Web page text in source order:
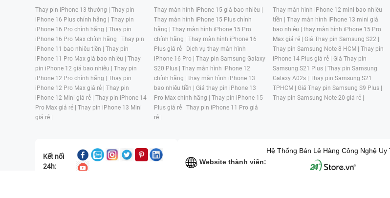
Thay pin iPhone 13 thường | Thay pin
iPhone 16 Plus chính hãng | Thay pin
iPhone 16 Pro chính hãng | Thay pin
iPhone 16 Pro Max chính hãng | Thay pin
iPhone 11 bao nhiêu tiền | Thay pin
iPhone 11 Pro Max giá bao nhiêu | Thay
pin iPhone 12 giá bao nhiêu | Thay pin
iPhone 12 Pro chính hãng | Thay pin
iPhone 12 Pro Max giá rẻ | Thay pin
iPhone 12 Mini giá rẻ | Thay pin iPhone 14
Pro Max giá rẻ | Thay pin iPhone 13 Mini
giá rẻ |
Thay màn hình iPhone 15 giá bao nhiêu |
Thay màn hình iPhone 15 Plus chính
hãng | Thay màn hình iPhone 15 Pro
chính hãng | Thay màn hình iPhone 16
Plus giá rẻ | Dịch vụ thay màn hình
iPhone 16 Pro | Thay pin Samsung Galaxy
S20 Plus | Thay màn hình iPhone 12
chính hãng | thay màn hình iPhone 13
bao nhiêu tiền | Giá thay pin iPhone 13
Pro Max chính hãng | Thay pin iPhone 15
Plus giá rẻ | Thay pin iPhone 11 Pro giá
rẻ |
Thay màn hình iPhone 12 mini bao nhiêu
tiền | Thay màn hình iPhone 13 mini giá
bao nhiêu | thay màn hình iPhone 15 Pro
Max giá rẻ | Giá Thay pin Samsung S22 |
Thay pin Samsung Note 8 HCM | Thay pin
iPhone 14 Plus giá rẻ | Giá Thay pin
Samsung S21 Plus | Thay pin Samsung
Galaxy A02s | Thay pin Samsung S21
TPHCM | Giá Thay pin Samsung S9 Plus |
Thay pin Samsung Note 20 giá rẻ |
Kết nối
24h:
Website thành viên:
Hệ Thống Bán Lẻ Hàng Công Nghệ Uy